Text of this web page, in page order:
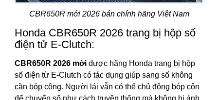
CBR650R mới 2026 bán chính hãng Việt Nam
Honda CBR650R 2026 trang bị hộp số
điện tử E-Clutch:
CBR650R 2026 mới được hãng Honda trang bị hộp
số điện từ E-Clutch có tác dụng giúp sang số không
cần bóp công. Người lái vẫn có thể chủ động bóp côn
để chuyển số như cách truyền thống mà không bị ảnh